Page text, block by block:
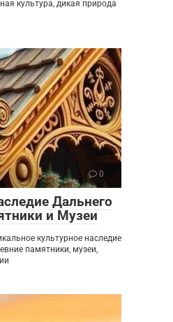
культура, дикая природа
0
Дальнего
и Музеи
культурное наследие
памятники, музеи,